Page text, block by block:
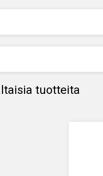
tuotteita